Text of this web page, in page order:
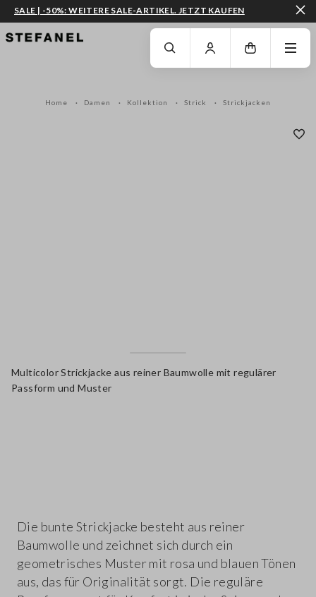
ZUM HAUPTINHALT SPRINGEN GEHEN SIE ZUM ENDE DER SEITE
SALE | -50%: WEITERE SALE-ARTIKEL. JETZT KAUFEN
Home Damen Kollektion Strick Strickjacken
Multicolor Strickjacke aus reiner Baumwolle mit regulärer
Passform und Muster
Die bunte Strickjacke besteht aus reiner
Baumwolle und zeichnet sich durch ein
geometrisches Muster mit rosa und blauen Tönen
aus, das für Originalität sorgt. Die reguläre